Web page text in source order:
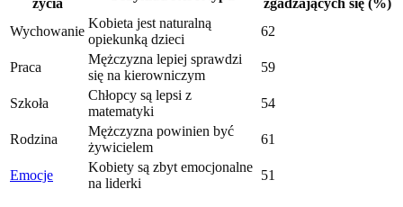
Wychowanie
Kobieta jest naturalną
opiekunką dzieci
62
Praca
Mężczyzna lepiej sprawdzi
się na kierowniczym
59
Szkoła
Chłopcy są lepsi z
matematyki
54
Rodzina
Mężczyzna powinien być
żywicielem
61
Emocje
Kobiety są zbyt emocjonalne
na liderki
51